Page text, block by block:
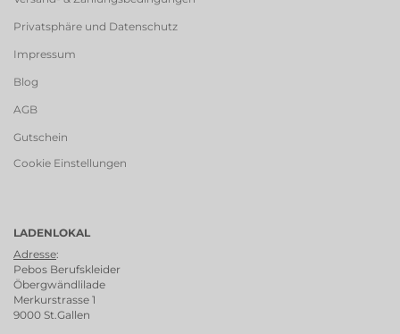
Privatsphäre und Datenschutz
Impressum
Blog
AGB
Gutschein
Cookie Einstellungen
LADENLOKAL
Adresse:
Pebos Berufskleider
Öbergwändlilade
Merkurstrasse 1
9000 St.Gallen